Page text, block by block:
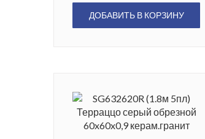
ДОБАВИТЬ В КОРЗИНУ